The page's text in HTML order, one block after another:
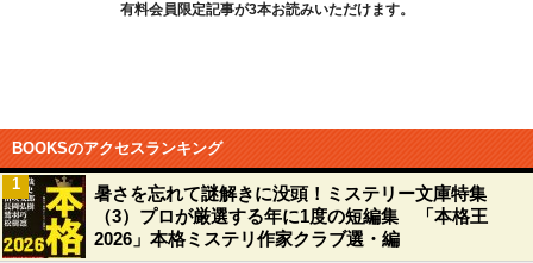
有料会員限定記事が3本お読みいただけます。
BOOKSのアクセスランキング
暑さを忘れて謎解きに没頭！ミステリー文庫特集
（3）プロが厳選する年に1度の短編集 「本格王
2026」本格ミステリ作家クラブ選・編
1